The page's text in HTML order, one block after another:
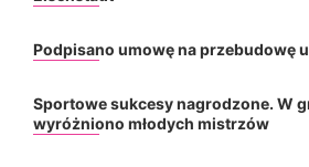
Podpisano umowę na przebudowę
Sportowe sukcesy nagrodzone. W
wyróżniono młodych mistrzów